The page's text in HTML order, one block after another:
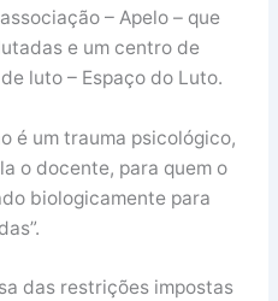
– Apelo – que
e um centro de
luto – Espaço do Luto.
é um trauma psicológico,
o docente, para quem o
biologicamente para
das restrições impostas